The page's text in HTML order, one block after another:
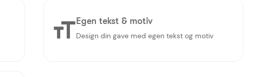
Egen tekst & motiv
Design din gave med egen tekst og motiv